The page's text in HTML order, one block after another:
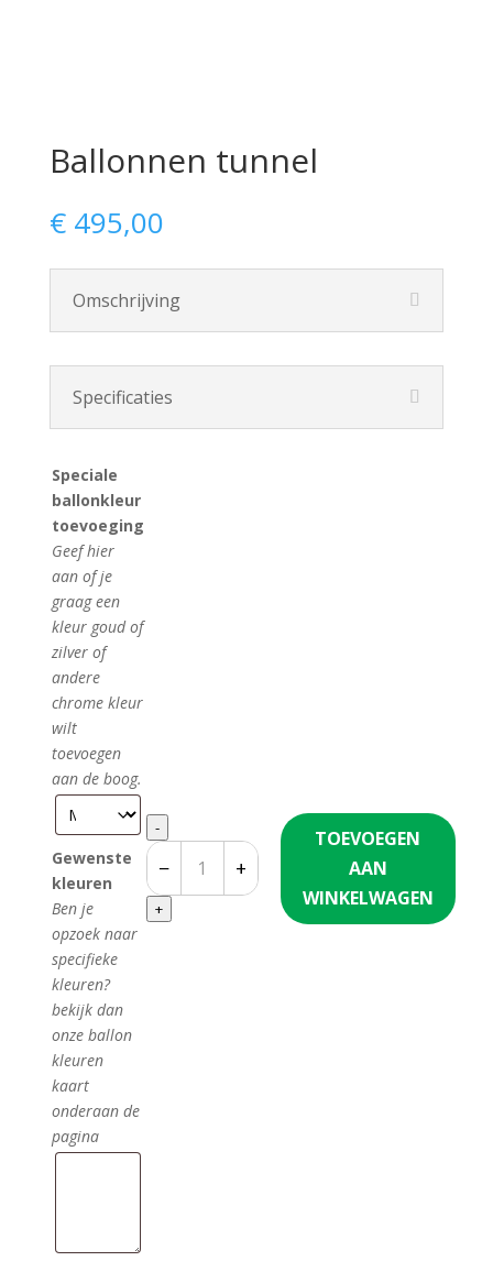
Ballonnen tunnel
€495,00
Omschrijving
Specificaties
Speciale
ballonkleur
toevoeging
Geef hier
aan of je
graag een
kleur goud of
zilver of
andere
chrome kleur
wilt
toevoegen
aan de boog.
Gewenste
kleuren
Ben je
opzoek naar
specifieke
kleuren?
bekijk dan
onze ballon
kleuren
kaart
onderaan de
pagina
Quantity
-
− +
+
TOEVOEGEN
AAN
WINKELWAGEN